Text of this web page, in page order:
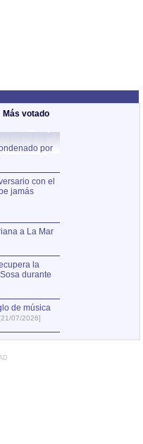
Más votado
por
con el
jamás
a La Mar
la
durante
de música
07/2026]